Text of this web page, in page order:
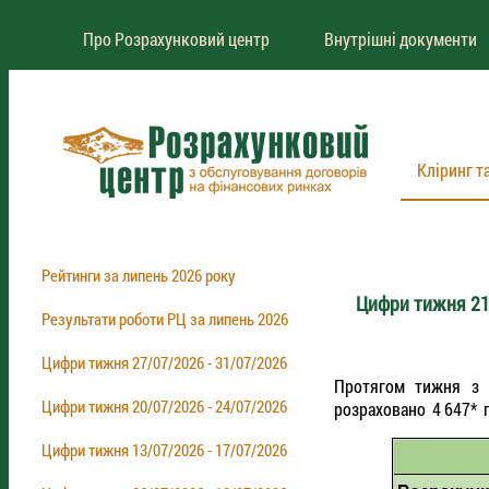
Про Розрахунковий центр Внутрішні документи
Кліринг
Рейтинги за липень 2026 року
Результати роботи РЦ за липень 2026
Цифри тижня 27/07/2026 - 31/07/2026
Цифри тижня 20/07/2026 - 24/07/2026
Цифри тижня 13/07/2026 - 17/07/2026
Цифри тижня
Протягом тижня з
розраховано 4 647*